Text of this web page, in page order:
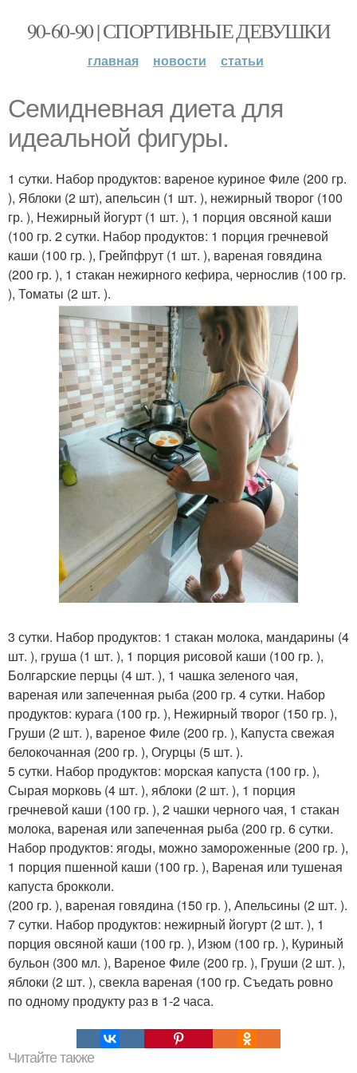
90-60-90 | СПОРТИВНЫЕ ДЕВУШКИ
главная новости статьи
Семидневная диета для
идеальной фигуры.
1 сутки. Набор продуктов: вареное куриное Филе (200 гр.
), Яблоки (2 шт), апельсин (1 шт. ), нежирный творог (100
гр. ), Нежирный йогурт (1 шт. ), 1 порция овсяной каши
(100 гр. 2 сутки. Набор продуктов: 1 порция гречневой
каши (100 гр. ), Грейпфрут (1 шт. ), вареная говядина
(200 гр. ), 1 стакан нежирного кефира, чернослив (100 гр.
), Томаты (2 шт. ).
3 сутки. Набор продуктов: 1 стакан молока, мандарины (4
шт. ), груша (1 шт. ), 1 порция рисовой каши (100 гр. ),
Болгарские перцы (4 шт. ), 1 чашка зеленого чая,
вареная или запеченная рыба (200 гр. 4 сутки. Набор
продуктов: курага (100 гр. ), Нежирный творог (150 гр. ),
Груши (2 шт. ), вареное Филе (200 гр. ), Капуста свежая
белокочанная (200 гр. ), Огурцы (5 шт. ).
5 сутки. Набор продуктов: морская капуста (100 гр. ),
Сырая морковь (4 шт. ), яблоки (2 шт. ), 1 порция
гречневой каши (100 гр. ), 2 чашки черного чая, 1 стакан
молока, вареная или запеченная рыба (200 гр. 6 сутки.
Набор продуктов: ягоды, можно замороженные (200 гр. ),
1 порция пшенной каши (100 гр. ), Вареная или тушеная
капуста брокколи.
(200 гр. ), вареная говядина (150 гр. ), Апельсины (2 шт. ).
7 сутки. Набор продуктов: нежирный йогурт (2 шт. ), 1
порция овсяной каши (100 гр. ), Изюм (100 гр. ), Куриный
бульон (300 мл. ), Вареное Филе (200 гр. ), Груши (2 шт. ),
яблоки (2 шт. ), свекла вареная (100 гр. Съедать ровно
по одному продукту раз в 1-2 часа.
Читайте также